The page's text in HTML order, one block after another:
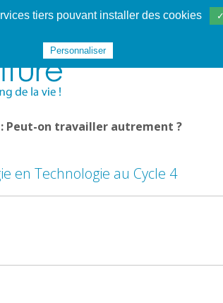
Les services De 1995 à 2020 TÉC
: Peut-on travailler autrement ?
en Technologie au Cycle 4
tiers pouvant installer des cookies
Personnaliser